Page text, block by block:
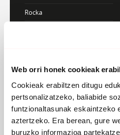
Web orri honek cookieak
Cookieak erabiltzen ditugu
pertsonalizatzeko, baliabide
funtzionaltasunak eskaintzeko
aztertzeko. Era berean, gure
buruzko informazioa
Rocka